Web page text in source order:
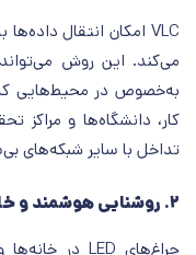
به‌خصوص در محیط‌هایی که
کار، دانشگاه‌ها و
تداخل با سایر شبکه‌های
۲. روشنایی هوشمند و خانه‌های هوشمند
چراغ‌های LED در خانه‌ها و ساختمان‌های هوشمند می‌توانند همزمان